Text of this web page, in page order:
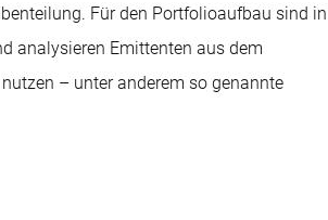
Für den Portfolioaufbau sind in
analysieren Emittenten aus dem
– unter anderem so genannte